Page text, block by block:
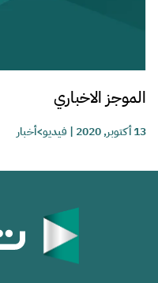
الموجز الاخباري
13 أكتوبر, 2020 | فيديو>أخبار